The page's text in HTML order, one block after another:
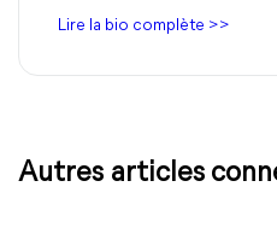
Lire la bio complète >>
Autres articles